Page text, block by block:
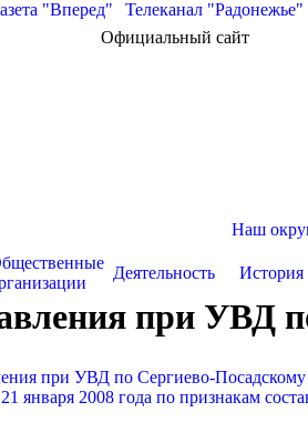
"Вперед"
Телеканал "Радонежье"
Официальный сайт
Деятельность
Наш
История
при УВД
при УВД по Сергиево-
января 2008 года по признакам